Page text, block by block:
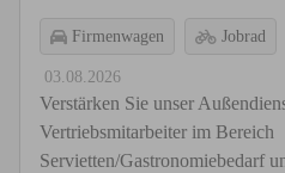
Firmenwagen Jobrad
03.08.2026
Verstärken Sie unser
Vertriebsmitarbeiter im Bereich
Servietten/Gastronomiebedarf